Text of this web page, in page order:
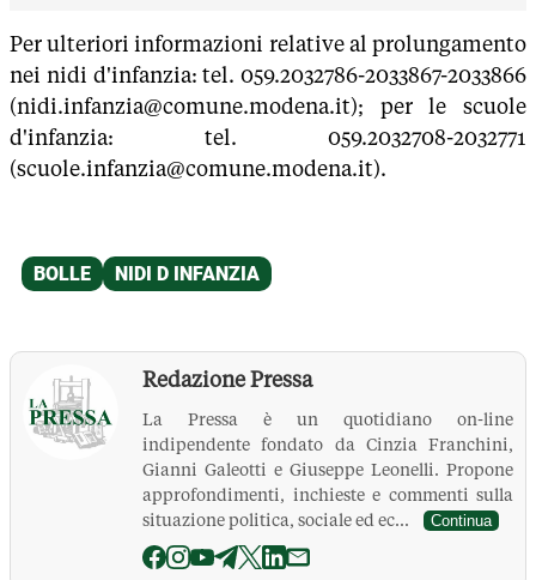
Per ulteriori informazioni relative al prolungamento
nei nidi d'infanzia: tel. 059.2032786-2033867-2033866
(nidi.infanzia@comune.modena.it); per le scuole
d'infanzia: tel. 059.2032708-2032771
(scuole.infanzia@comune.modena.it).
Redazione Pressa
La Pressa è un quotidiano on-line
indipendente fondato da Cinzia Franchini,
Gianni Galeotti e Giuseppe Leonelli. Propone
approfondimenti, inchieste e commenti sulla
situazione politica, sociale ed ec...
Continua